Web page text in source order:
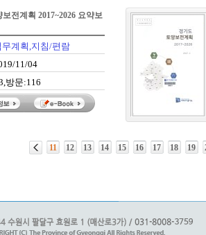
전계획 2017~2026 요약보
무계획,지침/편람
11/04
방문:116
11 12 13 14 15 16 17 18 19